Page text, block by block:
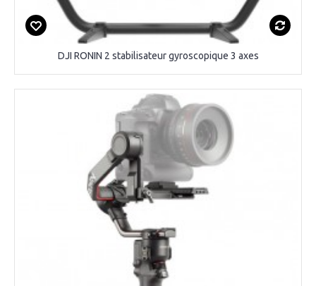
DJI RONIN 2 stabilisateur gyroscopique 3 axes